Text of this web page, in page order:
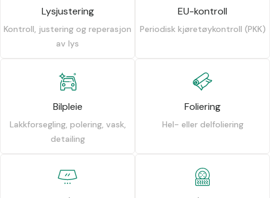
Lysjustering
Kontroll, justering og reperasjon
av lys
EU-kontroll
Periodisk kjøretøykontroll (PKK)
Bilpleie
Lakkforsegling, polering, vask,
detailing
Foliering
Hel- eller delfoliering